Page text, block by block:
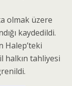
olmak üzere
kaydedildi.
Halep’teki
halkın tahliyesi